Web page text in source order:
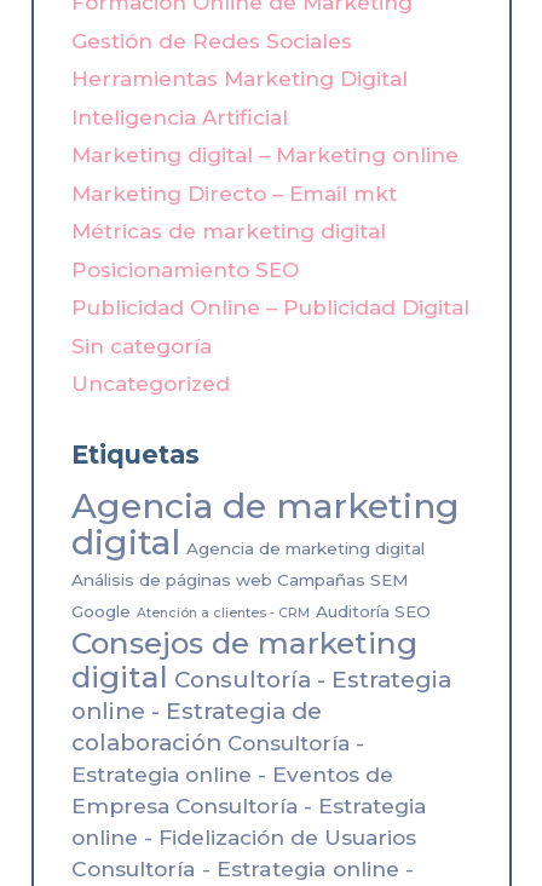
Gestión de Redes Sociales
Herramientas Marketing Digital
Inteligencia Artificial
Marketing digital – Marketing online
Marketing Directo – Email mkt
Métricas de marketing digital
Posicionamiento SEO
Publicidad Online – Publicidad Digital
Sin categoría
Uncategorized
Etiquetas
Agencia de marketing
digital Agencia de marketing digital
Análisis de páginas web Campañas SEM
Google Atención a clientes - CRM Auditoría SEO
Consejos de marketing
digital Consultoría - Estrategia
online - Estrategia de
colaboración Consultoría -
Estrategia online - Eventos de
Empresa Consultoría - Estrategia
online - Fidelización de Usuarios
Consultoría - Estrategia online -